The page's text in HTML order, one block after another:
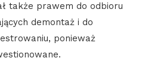
także prawem do odbioru
demontaż i do
ponieważ